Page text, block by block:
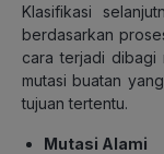
Klasifikasi
berdasarkan
cara terjadi dibagi
mutasi buatan
tujuan tertentu.
Mutasi Alami